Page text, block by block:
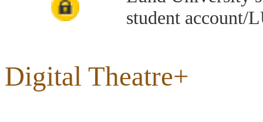
student account/
Digital Theatre+